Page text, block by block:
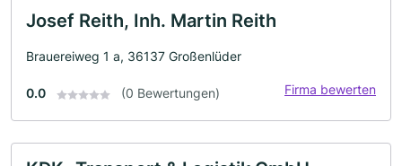
Josef Reith, Inh. Martin Reith
Brauereiweg 1 a, 36137 Großenlüder
0.0 (0 Bewertungen) Firma bewerten